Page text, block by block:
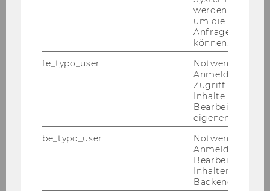
Ge­gen­über­stel­lung der Stu­di­
Studien- und Orientierungsphase
Common Body of Knowledge
(CBK)
Betriebswirtschaft (BW)
Internationale Betriebswirtschaft
werden.
um die Antwort
Anfrage
können.
fe_typo_user
Notwendig für
Anmeldung und
Zugriff auf
Inhalte oder zur
Bearbeitung des
eigenen Profils.
be_typo_user
Notwendig für
Anmeldung und
Bearbeitung von
Inhalten im
Backend.